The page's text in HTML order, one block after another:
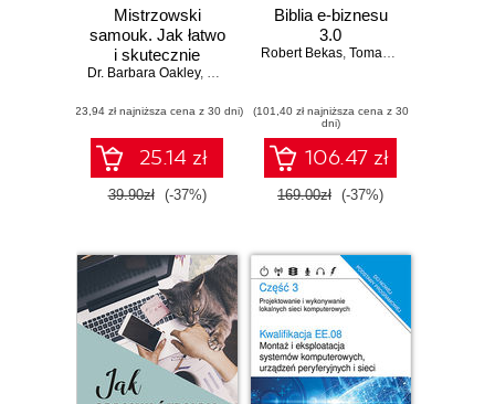
Mistrzowski
samouk. Jak łatwo
i skutecznie
doskonalić się w
Dr. Barbara Oakley, Olav Schewe
(23,94 zł najniższa cena z 30 dni)
25.14 zł
39.90zł (-37%)
Biblia e-biznesu
3.0
Robert Bekas, Tomasz Burcon
(101,40 zł najniższa cena z 30
dni)
106.47 zł
169.00zł (-37%)